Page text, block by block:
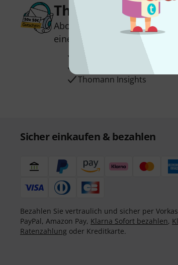
Thomann
Abonniere den Thomann
einen von
50 Gutscheinen
Inspirierende Beiträge
Thomann Insights
Sicher einkaufen & bezahlen
Bezahlen Sie vertraulich und sicher per
PayPal, Amazon Pay, Klarna Sofort bezahlen,
Ratenzahlung oder Kreditkarte.